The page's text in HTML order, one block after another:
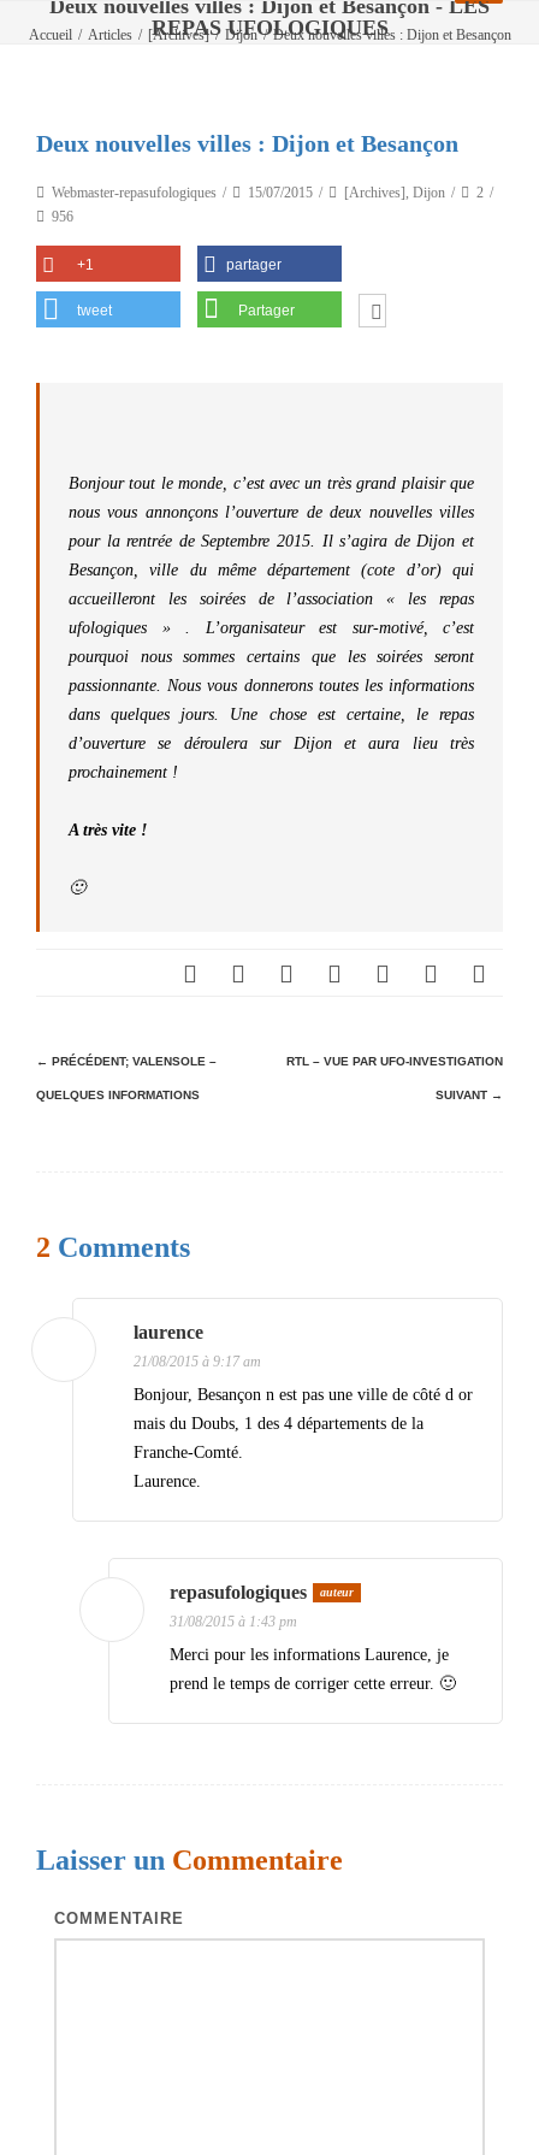
Deux nouvelles villes : Dijon et Besançon - LES
REPAS UFOLOGIQUES
Accueil / Articles / [Archives] / Dijon / Deux nouvelles villes : Dijon et Besançon
Deux nouvelles villes : Dijon et Besançon
Webmaster-repasufologiques 15/07/2015 [Archives], Dijon
2
956
+1 partager
tweet Partager
Bonjour tout le monde, c’est avec un très grand plaisir que
nous vous annonçons l’ouverture de deux nouvelles villes
pour la rentrée de Septembre 2015. Il s’agira de Dijon et
Besançon, ville du même département (cote d’or) qui
accueilleront les soirées de l’association « les repas
ufologiques » . L’organisateur est sur-motivé, c’est
pourquoi nous sommes certains que les soirées seront
passionnante. Nous vous donnerons toutes les informations
dans quelques jours. Une chose est certaine, le repas
d’ouverture se déroulera sur Dijon et aura lieu très
prochainement !
A très vite !
🙂
N
a
a
i
o
← PRÉCÉDENT; VALENSOLE –
QUELQUES INFORMATIONS
RTL – VUE PAR UFO-INVESTIGATION
SUIVANT →
2 Comments
laurence
21/08/2015 à 9:17 am
Bonjour, Besançon n est pas une ville de côté d or
mais du Doubs, 1 des 4 départements de la
Franche-Comté.
Laurence.
repasufologiques auteur
31/08/2015 à 1:43 pm
Merci pour les informations Laurence, je
prend le temps de corriger cette erreur. 🙂
Laisser un Commentaire
COMMENTAIRE